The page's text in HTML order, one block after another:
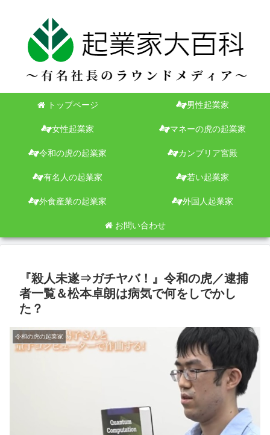
トップページ 男性起業家
女性起業家 マネーの虎の起業家
令和の虎の起業家 カンブリア宮殿
有名人の起業家 若い起業家
外食産業の起業家 外国人起業家
お問い合わせ
『殺人未遂⇒ガチヤバ！』令和の虎／逮捕
者一覧＆松本卓朗は病気で何をしでかし
た？
令和の虎の起業家